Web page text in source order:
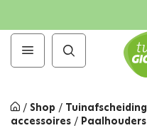
/ Shop / Tuinafscheiding
accessoires / Paalhouders